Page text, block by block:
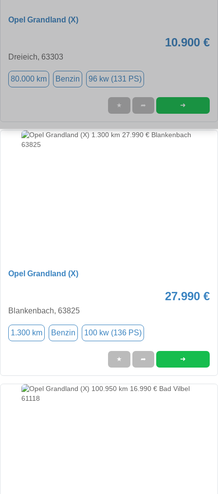
Opel Grandland (X)
10.900 €
Dreieich, 63303
80.000 km Benzin 96 kw (131 PS)
★ ➦ ➜
Opel Grandland (X)
27.990 €
Blankenbach, 63825
1.300 km Benzin 100 kw (136 PS)
★ ➦ ➜